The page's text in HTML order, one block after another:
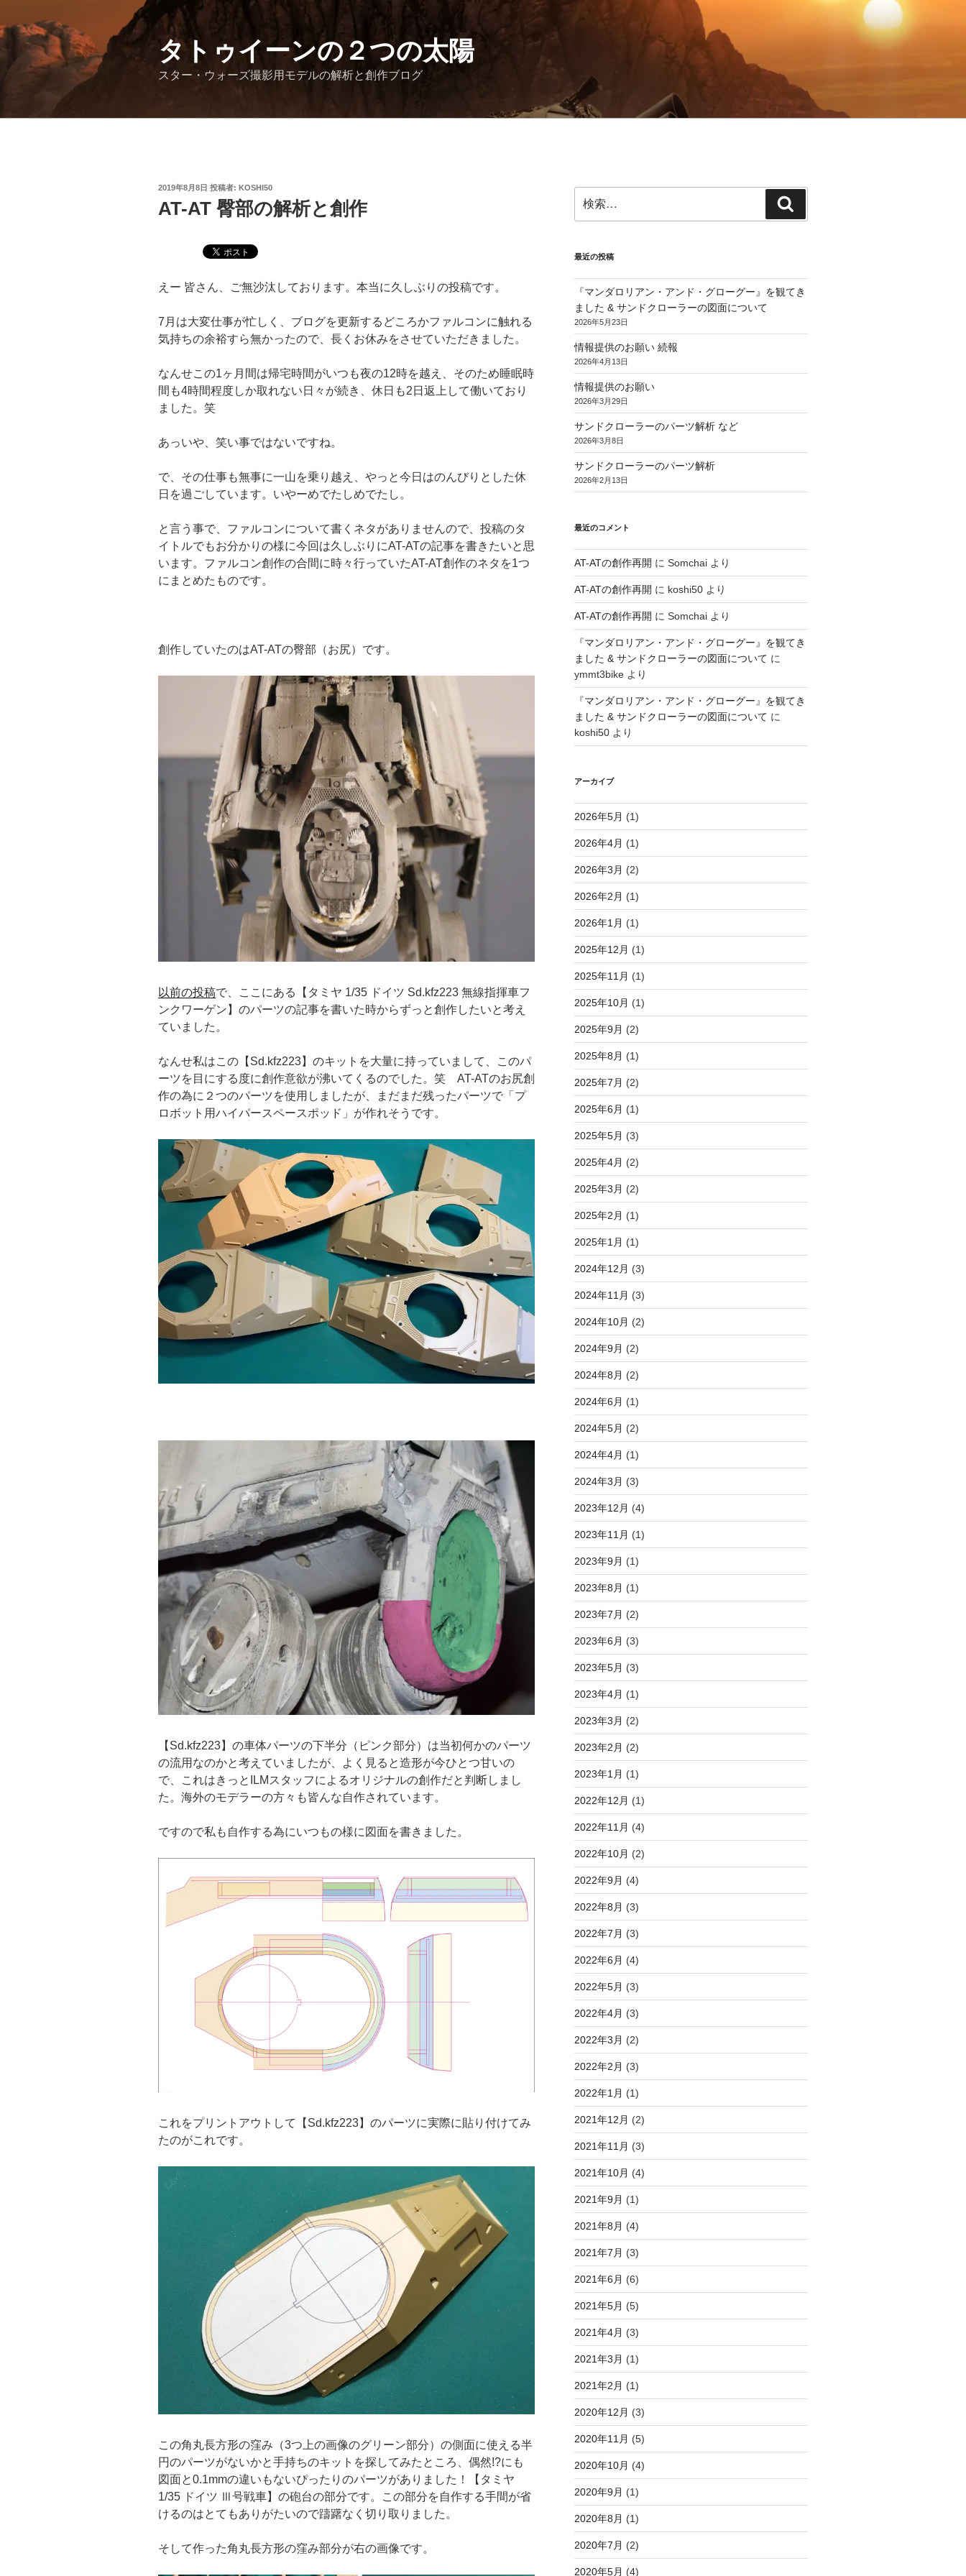
ン
テ
タトゥイーンの２つの太陽
スター・ウォーズ撮影用モデルの解析と創作ブログ
投
日:
2019年8月8日 投稿者: KOSHI50
AT-AT 臀部の解析と創作
えー 皆さん、ご無沙汰しております。本当に久しぶりの投稿です。
7月は大変仕事が忙しく、ブログを更新するどころかファルコンに触れる
気持ちの余裕すら無かったので、長くお休みをさせていただきました。
なんせこの1ヶ月間は帰宅時間がいつも夜の12時を越え、そのため睡眠時
間も4時間程度しか取れない日々が続き、休日も2日返上して働いており
ました。笑
あっいや、笑い事ではないですね。
で、その仕事も無事に一山を乗り越え、やっと今日はのんびりとした休
日を過ごしています。いやーめでたしめでたし。
と言う事で、ファルコンについて書くネタがありませんので、投稿のタ
イトルでもお分かりの様に今回は久しぶりにAT-ATの記事を書きたいと思
います。ファルコン創作の合間に時々行っていたAT-AT創作のネタを1つ
にまとめたものです。
創作していたのはAT-ATの臀部（お尻）です。
以前の投稿で、ここにある【タミヤ 1/35 ドイツ Sd.kfz223 無線指揮車フ
ンクワーゲン】のパーツの記事を書いた時からずっと創作したいと考え
ていました。
なんせ私はこの【Sd.kfz223】のキットを大量に持っていまして、このパ
ーツを目にする度に創作意欲が沸いてくるのでした。笑 AT-ATのお尻創
作の為に２つのパーツを使用しましたが、まだまだ残ったパーツで「プ
ロボット用ハイパースペースポッド」が作れそうです。
【Sd.kfz223】の車体パーツの下半分（ピンク部分）は当初何かのパーツ
の流用なのかと考えていましたが、よく見ると造形が今ひとつ甘いの
で、これはきっとILMスタッフによるオリジナルの創作だと判断しまし
た。海外のモデラーの方々も皆んな自作されています。
ですので私も自作する為にいつもの様に図面を書きました。
これをプリントアウトして【Sd.kfz223】のパーツに実際に貼り付けてみ
たのがこれです。
この角丸長方形の窪み（3つ上の画像のグリーン部分）の側面に使える半
円のパーツがないかと手持ちのキットを探してみたところ、偶然!?にも
図面と0.1mmの違いもないぴったりのパーツがありました！【タミヤ
1/35 ドイツ Ⅲ号戦車】の砲台の部分です。この部分を自作する手間が省
けるのはとてもありがたいので躊躇なく切り取りました。
そして作った角丸長方形の窪み部分が右の画像です。
索:
索
最近の投稿
『マンダロリアン・アンド・グローグー』を観てき
ました & サンドクローラーの図面について
2026年5月23日
情報提供のお願い 続報
2026年4月13日
情報提供のお願い
2026年3月29日
サンドクローラーのパーツ解析 など
2026年3月8日
サンドクローラーのパーツ解析
2026年2月13日
最近のコメント
AT-ATの創作再開 に Somchaiより
AT-ATの創作再開 に koshi50より
AT-ATの創作再開 に Somchaiより
『マンダロリアン・アンド・グローグー』を観てき
ました & サンドクローラーの図面について に
ymmt3bikeより
『マンダロリアン・アンド・グローグー』を観てき
ました & サンドクローラーの図面について に
koshi50より
アーカイブ
2026年5月 (1)
2026年4月 (1)
2026年3月 (2)
2026年2月 (1)
2026年1月 (1)
2025年12月 (1)
2025年11月 (1)
2025年10月 (1)
2025年9月 (2)
2025年8月 (1)
2025年7月 (2)
2025年6月 (1)
2025年5月 (3)
2025年4月 (2)
2025年3月 (2)
2025年2月 (1)
2025年1月 (1)
2024年12月 (3)
2024年11月 (3)
2024年10月 (2)
2024年9月 (2)
2024年8月 (2)
2024年6月 (1)
2024年5月 (2)
2024年4月 (1)
2024年3月 (3)
2023年12月 (4)
2023年11月 (1)
2023年9月 (1)
2023年8月 (1)
2023年7月 (2)
2023年6月 (3)
2023年5月 (3)
2023年4月 (1)
2023年3月 (2)
2023年2月 (2)
2023年1月 (1)
2022年12月 (1)
2022年11月 (4)
2022年10月 (2)
2022年9月 (4)
2022年8月 (3)
2022年7月 (3)
2022年6月 (4)
2022年5月 (3)
2022年4月 (3)
2022年3月 (2)
2022年2月 (3)
2022年1月 (1)
2021年12月 (2)
2021年11月 (3)
2021年10月 (4)
2021年9月 (1)
2021年8月 (4)
2021年7月 (3)
2021年6月 (6)
2021年5月 (5)
2021年4月 (3)
2021年3月 (1)
2021年2月 (1)
2020年12月 (3)
2020年11月 (5)
2020年10月 (4)
2020年9月 (1)
2020年8月 (1)
2020年7月 (2)
2020年5月 (4)